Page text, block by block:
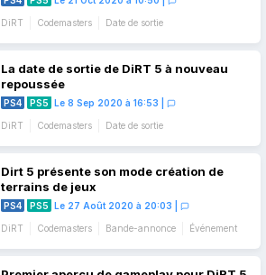
DiRT Codemasters Date de sortie
La date de sortie de DiRT 5 à nouveau
repoussée
PS4 PS5 Le 8 Sep 2020 à 16:53
DiRT Codemasters Date de sortie
Dirt 5 présente son mode création de
terrains de jeux
PS4 PS5 Le 27 Août 2020 à 20:03
DiRT Codemasters Bande-annonce Événement